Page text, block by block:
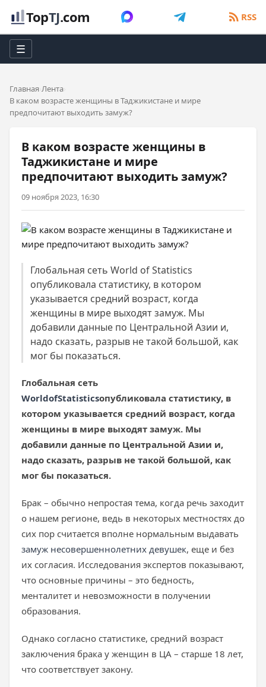
TopTJ.com RSS
☰
Главная Лента
В каком возрасте женщины в Таджикистане и мире
предпочитают выходить замуж?
В каком возрасте женщины в
Таджикистане и мире
предпочитают выходить замуж?
09 ноября 2023, 16:30
Глобальная сеть World of Statistics
опубликовала статистику, в котором
указывается средний возраст, когда
женщины в мире выходят замуж. Мы
добавили данные по Центральной Азии и,
надо сказать, разрыв не такой большой, как
мог бы показаться.
Глобальная сеть
WorldofStatisticsопубликовала статистику, в
котором указывается средний возраст, когда
женщины в мире выходят замуж. Мы
добавили данные по Центральной Азии и,
надо сказать, разрыв не такой большой, как
мог бы показаться.
Брак – обычно непростая тема, когда речь заходит
о нашем регионе, ведь в некоторых местностях до
сих пор считается вполне нормальным выдавать
замуж несовершеннолетних девушек, еще и без
их согласия. Исследования экспертов показывают,
что основные причины – это бедность,
менталитет и невозможности в получении
образования.
Однако согласно статистике, средний возраст
заключения брака у женщин в ЦА – старше 18 лет,
что соответствует закону.